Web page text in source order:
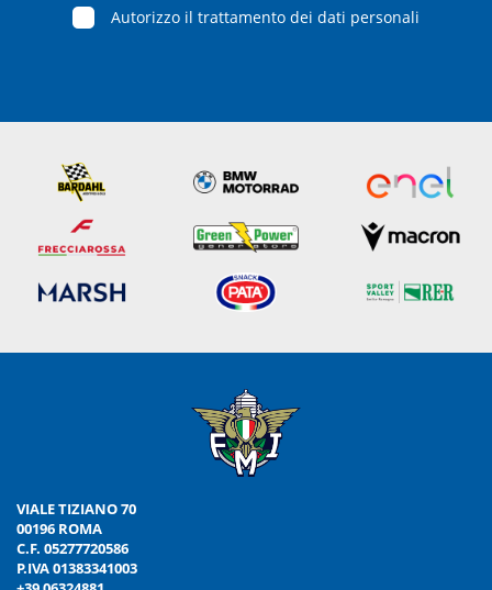
Autorizzo il trattamento dei dati personali
VIALE TIZIANO 70
00196 ROMA
C.F. 05277720586
P.IVA 01383341003